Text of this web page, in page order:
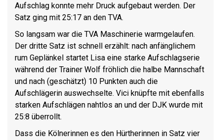
Aufschlag konnte mehr Druck aufgebaut werden. Der
Satz ging mit 25:17 an den TVA.
So langsam war die TVA Maschinerie warmgelaufen.
Der dritte Satz ist schnell erzählt: nach anfänglichem
rum Geplänkel startet Lisa eine starke Aufschlagserie
während der Trainer Wolf fröhlich die halbe Mannschaft
und nach (geschätzt) 10 Punkten auch die
Aufschlägerin auswechselte. Vici knüpfte mit ebenfalls
starken Aufschlägen nahtlos an und der DJK wurde mit
25:8 überrollt.
Dass die Kölnerinnen es den Hürtherinnen in Satz vier